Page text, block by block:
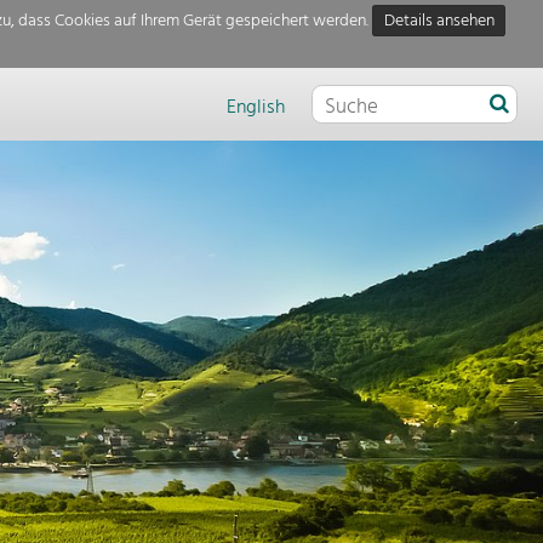
dass Cookies auf Ihrem Gerät gespeichert werden.
Details ansehen
English